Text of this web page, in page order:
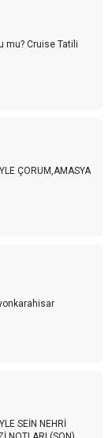
mu? Cruise Tatili
ÇORUM,AMASYA
SEİN NEHRİ